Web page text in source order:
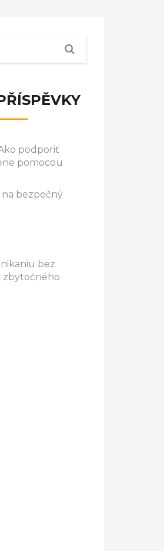
podporiť
pomocou
bezpečný
bez
zbytočného